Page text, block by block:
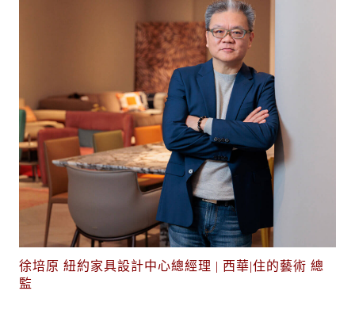
徐培原 紐約家具設計中心總經理 | 西華|住的藝術 總
監